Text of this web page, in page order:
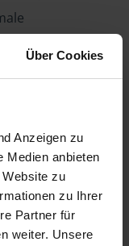
Über Cookies
Anzeigen zu
Medien anbieten
zu
zu Ihrer
Partner für
weiter. Unsere
nur einen
sich nach Ihren